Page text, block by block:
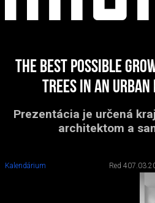
The Best Possible
Trees in an
Prezentácia je určená
architektom a
Kalendárium Red 4